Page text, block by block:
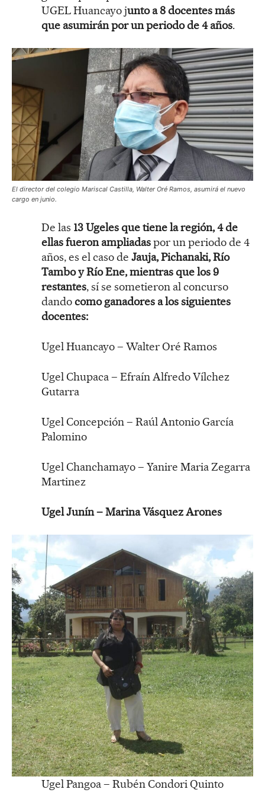
UGEL Huancayo junto a 8 docentes más
que asumirán por un periodo de 4 años.
El director del colegio Mariscal Castilla, Walter Oré Ramos, asumirá el nuevo
cargo en junio.
De las 13 Ugeles que tiene la región, 4 de
ellas fueron ampliadaspor un periodo de 4
años, es el caso de Jauja, Pichanaki, Río
Tambo y Río Ene, mientras que los 9
restantes, sí se sometieron al concurso
dandocomo ganadores a los siguientes
docentes:
Ugel Huancayo – Walter Oré Ramos
Ugel Chupaca – Efraín Alfredo Vílchez
Gutarra
Ugel Concepción – Raúl Antonio García
Palomino
Ugel Chanchamayo – Yanire Maria Zegarra
Martinez
Ugel Junín – Marina Vásquez Arones
Ugel Pangoa – Rubén Condori Quinto